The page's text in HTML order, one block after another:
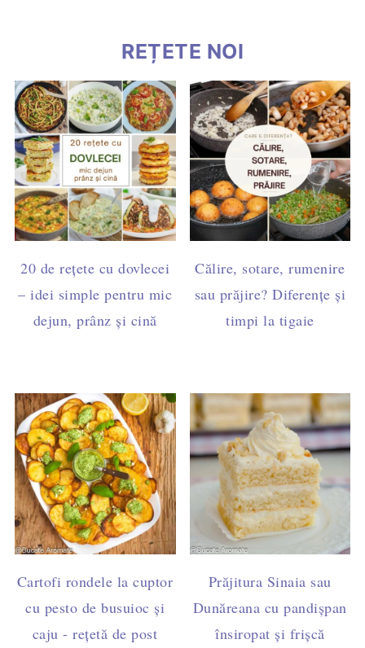
REȚETE NOI
20 de rețete cu dovlecei
– idei simple pentru mic
dejun, prânz și cină
Călire, sotare, rumenire
sau prăjire? Diferențe și
timpi la tigaie
Cartofi rondele la cuptor
cu pesto de busuioc și
caju - rețetă de post
Prăjitura Sinaia sau
Dunăreana cu pandișpan
însiropat și frișcă